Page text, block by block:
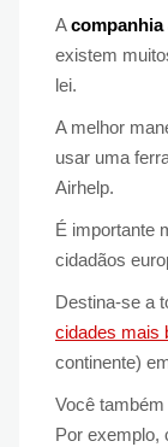
Acompanhia
existem
lei.
A melhor
usar uma
Airhelp.
É importante
cidadãos
Destina-se a
cidades mais
continente)
Você
Por exemplo,